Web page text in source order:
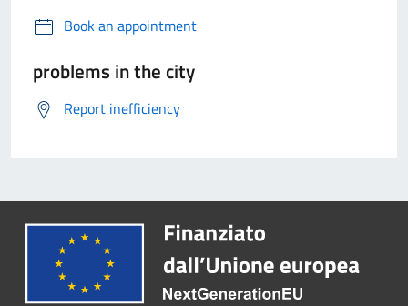
Book an appointment
problems in the city
Report inefficiency